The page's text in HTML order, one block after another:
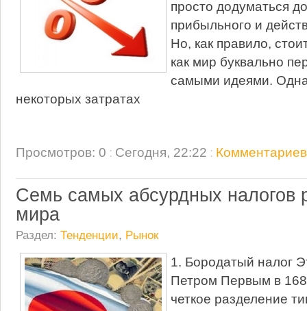
просто додуматься
прибыльного и
Но, как правило,
как мир буквально
самыми идеями.
некоторых затратах
Просмотров: 0 : Сегодня, 22:22 :
Семь самых абсурдных налогов
мира
Раздел: Тенденции, Рынок
1. Бородатый налог
Петром Первым в
четкое разделение